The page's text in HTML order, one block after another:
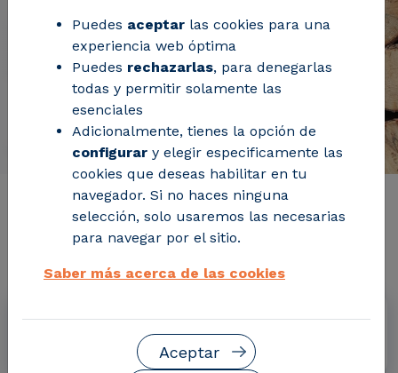
Información de interés del
proyecto
Fechas
Abril 2016 - Junio 2019
Puedes aceptar las cookies para una
experiencia web óptima
Puedes rechazarlas, para denegarlas
todas y permitir solamente las
esenciales
Adicionalmente, tienes la opción de
configurar y elegir especificamente las
cookies que deseas habilitar en tu
navegador. Si no haces ninguna
selección, solo usaremos las necesarias
para navegar por el sitio.
Saber más acerca de las cookies
Aceptar